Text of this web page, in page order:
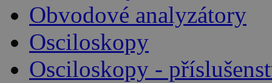
Obvodové analyzátory
Osciloskopy
Osciloskopy -